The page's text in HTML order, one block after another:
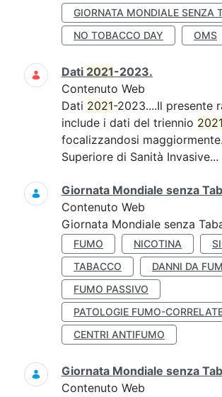
GIORNATA MONDIALE SENZA
NO TOBACCO DAY
OMS
Dati 2021-2023.
Contenuto Web
Dati 2021-2023....Il presente
include i dati del triennio 2021
focalizzandosi
Superiore di Sanità Invasive...
Giornata Mondiale senza
Contenuto Web
Giornata Mondiale senza
FUMO NICOTINA
TABACCO
DANNI DA
FUMO PASSIVO
PATOLOGIE FUMO-
CENTRI ANTIFUMO
Giornata Mondiale senza
Contenuto Web